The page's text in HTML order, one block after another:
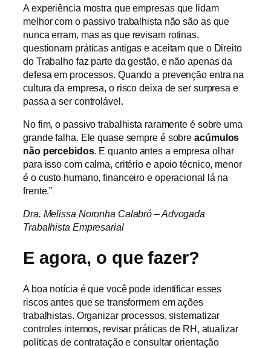
A experiência mostra que empresas que lidam
melhor com o passivo trabalhista não são as que
nunca erram, mas as que revisam rotinas,
questionam práticas antigas e aceitam que o Direito
do Trabalho faz parte da gestão, e não apenas da
defesa em processos. Quando a prevenção entra na
cultura da empresa, o risco deixa de ser surpresa e
passa a ser controlável.
No fim, o passivo trabalhista raramente é sobre uma
grande falha. Ele quase sempre é sobreacúmulos
não percebidos. E quanto antes a empresa olhar
para isso com calma, critério e apoio técnico, menor
é o custo humano, financeiro e operacional lá na
frente.”
Dra. Melissa Noronha Calabró – Advogada
Trabalhista Empresarial
E agora, o que fazer?
A boa notícia é que você pode identificar esses
riscos antes que se transformem em ações
trabalhistas. Organizar processos, sistematizar
controles internos, revisar práticas de RH, atualizar
políticas de contratação e consultar orientação